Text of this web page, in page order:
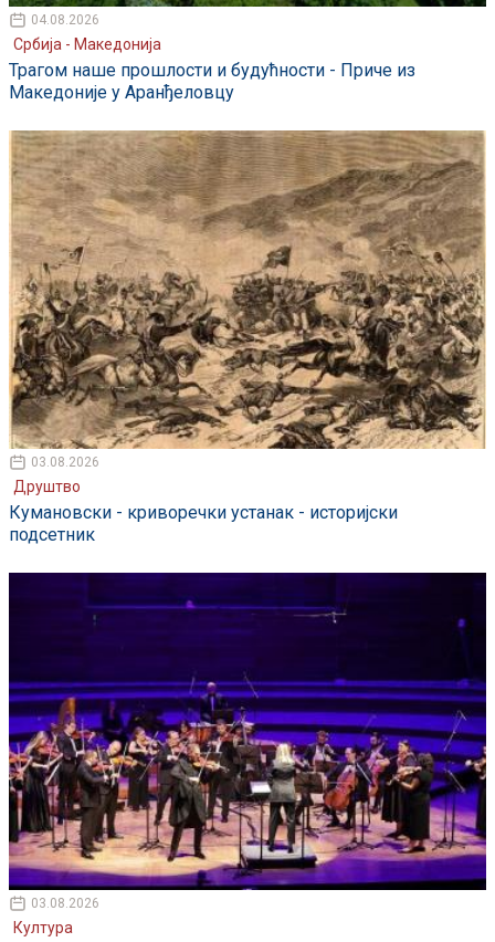
04.08.2026
Србија - Македонија
Трагом наше прошлости и будућности - Приче из
Македоније у Аранђеловцу
03.08.2026
Друштво
Кумановски - криворечки устанак - историјски
подсетник
03.08.2026
Култура